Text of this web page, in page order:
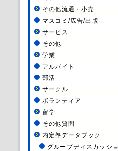
その他流通・小売
マスコミ/広告/出版
サービス
その他
学業
アルバイト
部活
サークル
ボランティア
留学
その他質問
内定塾データブック
グループディスカッショ